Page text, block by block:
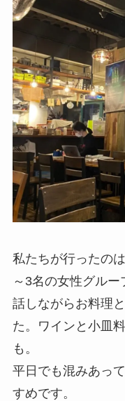
私たちが行ったの
～3名の女性グル
話しながらお料理
た。ワインと小皿
も。
平日でも混みあっ
すめです。